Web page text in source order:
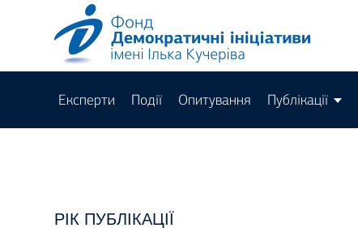
Експерти Події Опитування Публікації
РІК ПУБЛІКАЦІЇ